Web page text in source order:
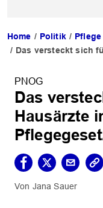
Home Politik
Pflege
Das versteckt sich
PNOG
Das
Hausärzte
Jana Sauer